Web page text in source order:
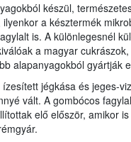
készül,
a késztermék
is. A különlegesnél
a magyar
alapanyagokból gyártják
jégkása és jeges-
vált. A gombócos
elő először, amikor